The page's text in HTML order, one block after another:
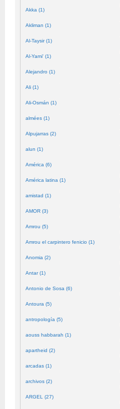
Akka (1)
Akliman (1)
Al-Taysir (1)
Al-Yami' (1)
Alejandro (1)
Ali (1)
Ali-Osmán (1)
almées (1)
Alpujarras (2)
alun (1)
América (6)
América latina (1)
amistad (1)
AMOR (3)
Amrou (5)
Amrou el carpintero fenicio (1)
Anomia (2)
Antar (1)
Antonio de Sosa (6)
Antoura (5)
antropología (5)
aouss habbarah (1)
apartheid (2)
arcadas (1)
archivos (2)
ARGEL (27)